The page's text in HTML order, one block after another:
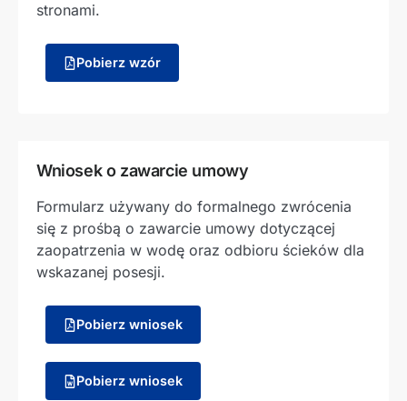
stronami.
Pobierz wzór
Wniosek o zawarcie umowy
Formularz używany do formalnego zwrócenia
się z prośbą o zawarcie umowy dotyczącej
zaopatrzenia w wodę oraz odbioru ścieków dla
wskazanej posesji.
Pobierz wniosek
Pobierz wniosek